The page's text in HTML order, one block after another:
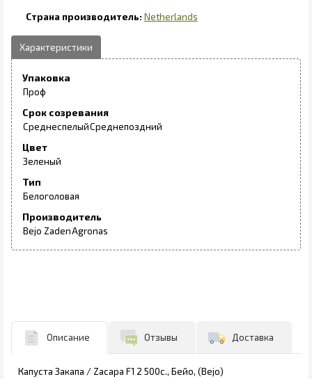
Netherlands
Упаковка
Проф
Срок созревания
СреднеспелыйСреднепоздний
Цвет
Зеленый
Тип
Белоголовая
Производитель
Bejo ZadenAgronas
Описание Отзывы Доставка
Капуста Закапа / Zacapa F1 2 500с., Бейо, (Bejo)